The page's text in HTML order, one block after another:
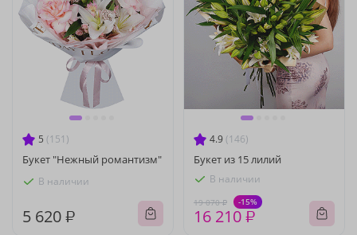
5 (151)
Букет "Нежный романтизм"
В наличии
5 620 ₽
4.9 (146)
Букет из 15 лилий
В наличии
19 070 ₽ -15%
16 210 ₽